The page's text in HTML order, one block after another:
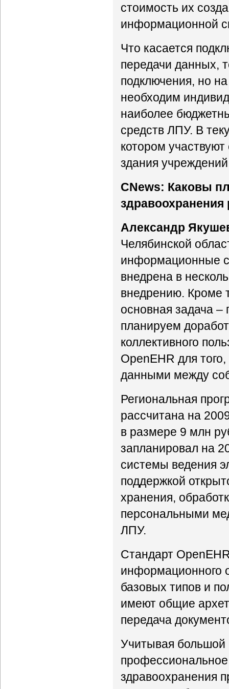
стоимость их
информационной
Что касается
передачи данных,
подключения, но
необходим
наиболее
средств ЛПУ. В
котором
здания
CNews: Каковы
здравоохранения
Александр
Челябинской
информационные
внедрена в
внедрению. Кроме
основная задача –
планируем
коллективного
OpenEHR для
данными между
Региональная
рассчитана на
в размере 9 млн
запланировал на
системы ведения
поддержкой
хранения,
персональными
ЛПУ.
Стандарт
информационного
базовых типов и
имеют общие
передача
Учитывая
здравоохранения